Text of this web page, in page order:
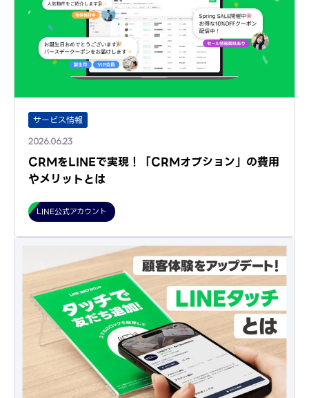
サービス情報
2026.06.23
CRMをLINEで実現！「CRMオプション」の費用
やメリットとは
LINE公式アカウント